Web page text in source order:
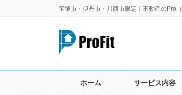
宝塚市・伊丹市・川西市限定｜不動産のPro
ホーム サービス内容